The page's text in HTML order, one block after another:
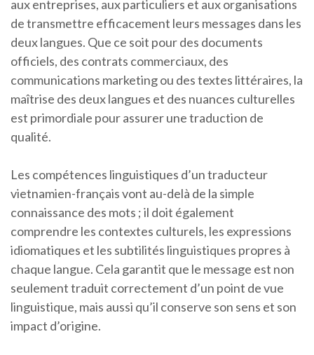
aux entreprises, aux particuliers et aux organisations
de transmettre efficacement leurs messages dans les
deux langues. Que ce soit pour des documents
officiels, des contrats commerciaux, des
communications marketing ou des textes littéraires, la
maîtrise des deux langues et des nuances culturelles
est primordiale pour assurer une traduction de
qualité.
Les compétences linguistiques d’un traducteur
vietnamien-français vont au-delà de la simple
connaissance des mots ; il doit également
comprendre les contextes culturels, les expressions
idiomatiques et les subtilités linguistiques propres à
chaque langue. Cela garantit que le message est non
seulement traduit correctement d’un point de vue
linguistique, mais aussi qu’il conserve son sens et son
impact d’origine.